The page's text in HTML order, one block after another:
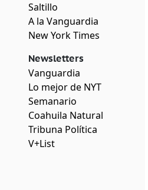
Saltillo
A la Vanguardia
New York Times
Newsletters
Vanguardia
Lo mejor de NYT
Semanario
Coahuila Natural
Tribuna Política
V+List